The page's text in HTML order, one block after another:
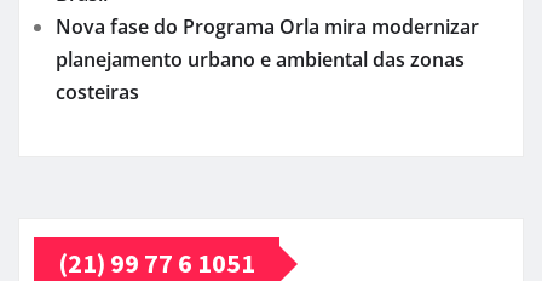
Nova fase do Programa Orla mira modernizar
planejamento urbano e ambiental das zonas
costeiras
(21) 99 77 6 1051